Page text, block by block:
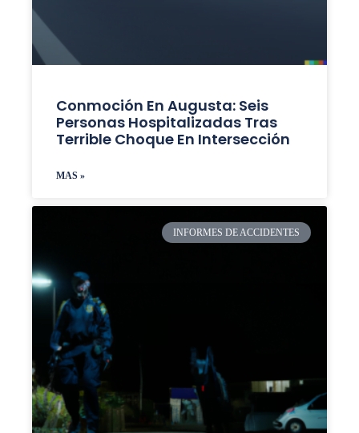
Conmoción En Augusta: Seis
Personas Hospitalizadas Tras
Terrible Choque En Intersección
MAS »
INFORMES DE ACCIDENTES